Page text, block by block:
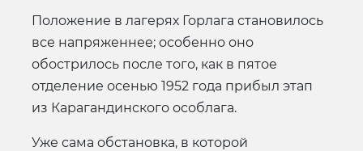
Положение в лагерях Горлага становилось
все напряженнее; особенно оно
обострилось после того, как в пятое
отделение осенью 1952 года прибыл этап
из Карагандинского особлага.
Уже сама обстановка, в которой